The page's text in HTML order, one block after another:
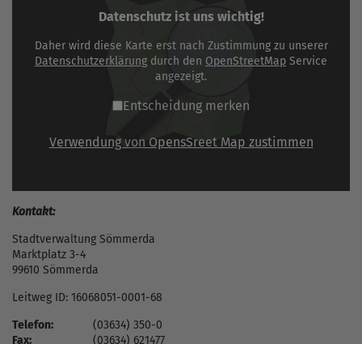
Datenschutz ist uns wichtig!
Daher wird diese Karte erst nach Zustimmung zu unserer
Datenschutzerklärung durch den OpenStreetMap Service
angezeigt.
Entscheidung merken
Verwendung von OpensSreet Map zustimmen
Kontakt:
Stadtverwaltung Sömmerda
Marktplatz 3-4
99610 Sömmerda
Leitweg ID: 16068051-0001-68
Telefon:
(03634) 350-0
Fax:
(03634) 621477